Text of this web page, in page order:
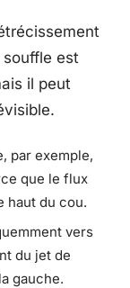
est
il peut
par exemple,
que le flux
haut du cou.
vers
du jet de
gauche.